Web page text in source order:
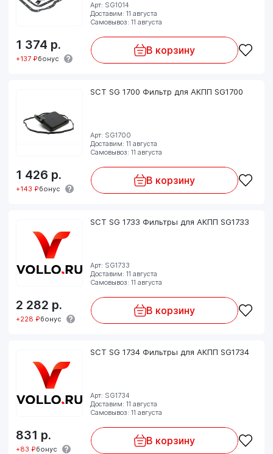
Арт: SG1014
Доставим: 11 августа
Самовывоз: 11 августа
1 374 р.
+137 ₽бонус
В корзину
SCT SG 1700 Фильтр для АКПП SG1700
Арт: SG1700
Доставим: 11 августа
Самовывоз: 11 августа
1 426 р.
+143 ₽бонус
В корзину
SCT SG 1733 Фильтры для АКПП SG1733
Арт: SG1733
Доставим: 11 августа
Самовывоз: 11 августа
2 282 р.
+228 ₽бонус
В корзину
SCT SG 1734 Фильтры для АКПП SG1734
Арт: SG1734
Доставим: 11 августа
Самовывоз: 11 августа
831 р.
+83 ₽бонус
В корзину